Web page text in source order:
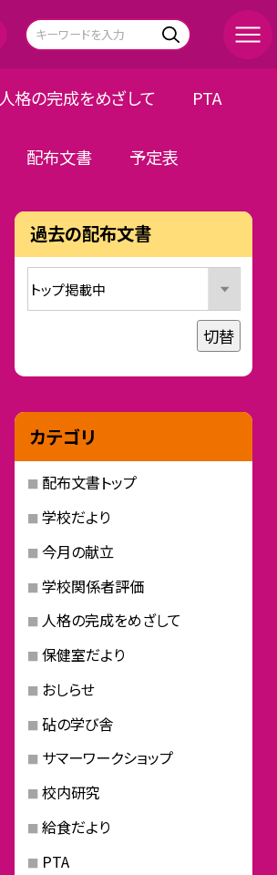
人格の完成をめざして PTA
配布文書 予定表
過去の配布文書
切替
カテゴリ
配布文書トップ
学校だより
今月の献立
学校関係者評価
人格の完成をめざして
保健室だより
おしらせ
砧の学び舎
サマーワークショップ
校内研究
給食だより
PTA